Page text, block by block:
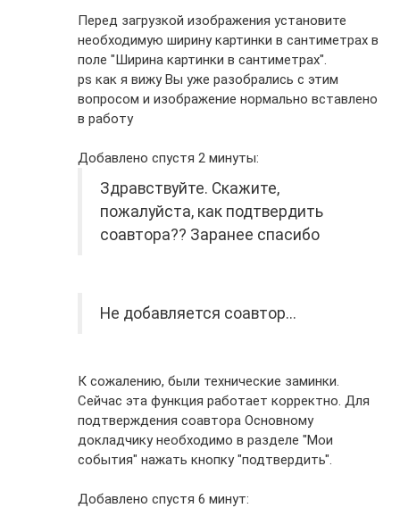
Перед загрузкой изображения установите
необходимую ширину картинки в сантиметрах в
поле "Ширина картинки в сантиметрах".
ps как я вижу Вы уже разобрались с этим
вопросом и изображение нормально вставлено
в работу
Добавлено спустя 2 минуты:
Здравствуйте. Скажите,
пожалуйста, как подтвердить
соавтора?? Заранее спасибо
Не добавляется соавтор...
К сожалению, были технические заминки.
Сейчас эта функция работает корректно. Для
подтверждения соавтора Основному
докладчику необходимо в разделе "Мои
события" нажать кнопку "подтвердить".
Добавлено спустя 6 минут: